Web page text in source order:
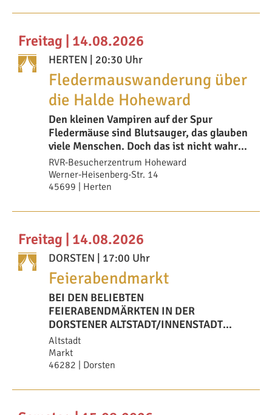
Freitag | 14.08.2026
HERTEN | 20:30 Uhr
Fledermauswanderung über
die Halde Hoheward
Den kleinen Vampiren auf der Spur
Fledermäuse sind Blutsauger, das glauben
viele Menschen. Doch das ist nicht wahr.
S
RVR-Besucherzentrum Hoheward
Werner-Heisenberg-Str. 14
45699 | Herten
Freitag | 14.08.2026
DORSTEN | 17:00 Uhr
Feierabendmarkt
BEI DEN BELIEBTEN
FEIERABENDMÄRKTEN IN DER
DORSTENER ALTSTADT/INNENSTADT
ERWARTET DIE BESUCHERINNEN UND
BESUCHER EIN ENTSPAN
Altstadt
Markt
46282 | Dorsten